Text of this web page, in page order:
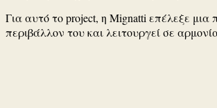
Για αυτό το project, η Mignatti επέλεξε
περιβάλλον του και λειτουργεί σε